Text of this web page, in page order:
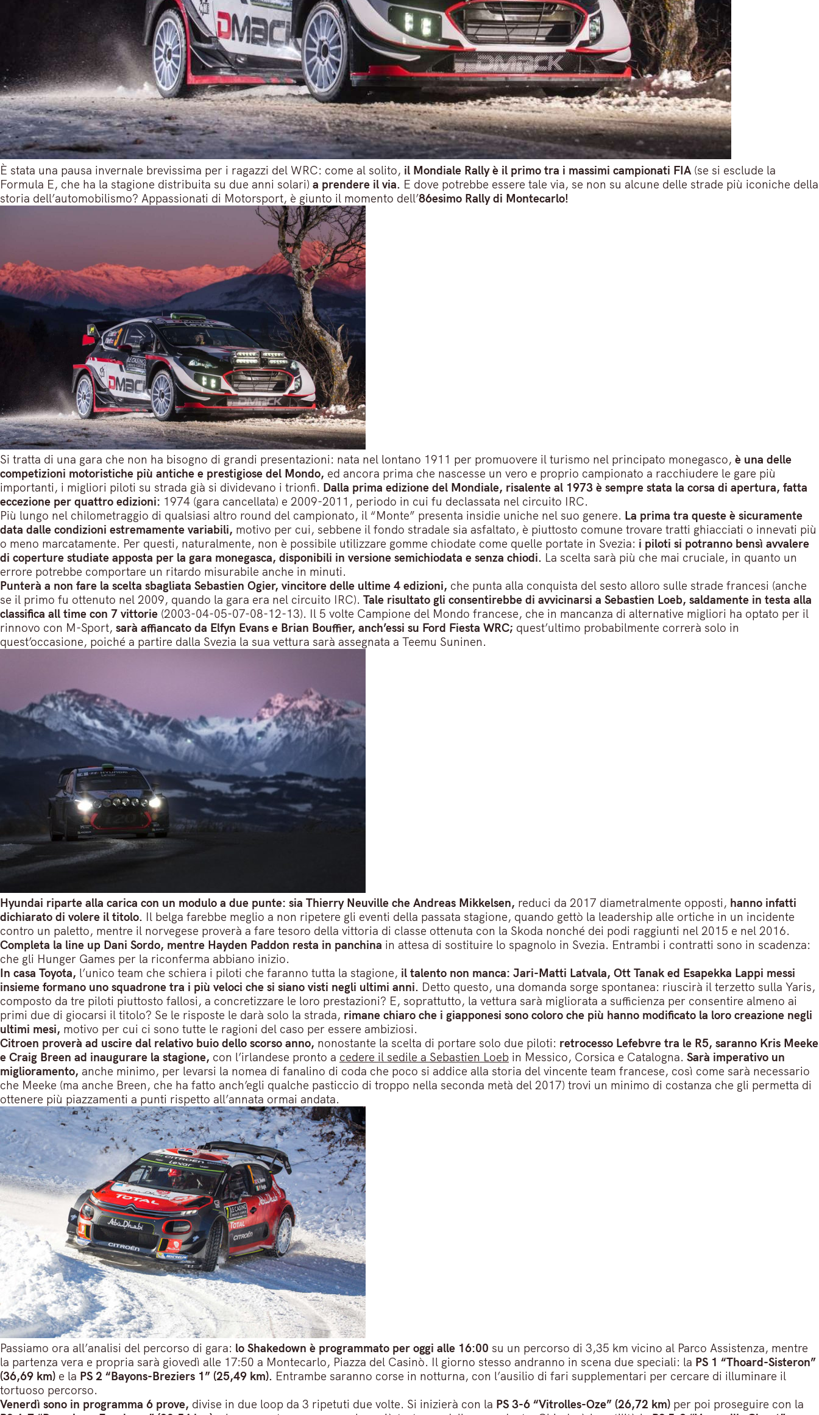
È stata una pausa invernale brevissima per i ragazzi del WRC: come al solito, il Mondiale Rally è il primo tra i massimi campionati FIA(se si esclude la
Formula E, che ha la stagione distribuita su due anni solari) a prendere il via. E dove potrebbe essere tale via, se non su alcune delle strade più iconiche della
storia dell’automobilismo? Appassionati di Motorsport, è giunto il momento dell’86esimo Rally di Montecarlo!
Si tratta di una gara che non ha bisogno di grandi presentazioni: nata nel lontano 1911 per promuovere il turismo nel principato monegasco, è una delle
competizioni motoristiche più antiche e prestigiose del Mondo, ed ancora prima che nascesse un vero e proprio campionato a racchiudere le gare più
importanti, i migliori piloti su strada già si dividevano i trionfi. Dalla prima edizione del Mondiale, risalente al 1973 è sempre stata la corsa di apertura, fatta
eccezione per quattro edizioni: 1974 (gara cancellata) e 2009-2011, periodo in cui fu declassata nel circuito IRC.
Più lungo nel chilometraggio di qualsiasi altro round del campionato, il “Monte” presenta insidie uniche nel suo genere. La prima tra queste è sicuramente
data dalle condizioni estremamente variabili, motivo per cui, sebbene il fondo stradale sia asfaltato, è piuttosto comune trovare tratti ghiacciati o innevati più
o meno marcatamente. Per questi, naturalmente, non è possibile utilizzare gomme chiodate come quelle portate in Svezia: i piloti si potranno bensì avvalere
di coperture studiate apposta per la gara monegasca, disponibili in versione semichiodata e senza chiodi. La scelta sarà più che mai cruciale, in quanto un
errore potrebbe comportare un ritardo misurabile anche in minuti.
Punterà a non fare la scelta sbagliata Sebastien Ogier, vincitore delle ultime 4 edizioni, che punta alla conquista del sesto alloro sulle strade francesi (anche
se il primo fu ottenuto nel 2009, quando la gara era nel circuito IRC). Tale risultato gli consentirebbe di avvicinarsi a Sebastien Loeb, saldamente in testa alla
classifica all time con 7 vittorie (2003-04-05-07-08-12-13). Il 5 volte Campione del Mondo francese, che in mancanza di alternative migliori ha optato per il
rinnovo con M-Sport, sarà affiancato da Elfyn Evans e Brian Bouffier, anch’essi su Ford Fiesta WRC; quest’ultimo probabilmente correrà solo in
quest’occasione, poiché a partire dalla Svezia la sua vettura sarà assegnata a Teemu Suninen.
Hyundai riparte alla carica con un modulo a due punte: sia Thierry Neuville che Andreas Mikkelsen, reduci da 2017 diametralmente opposti, hanno infatti
dichiarato di volere il titolo. Il belga farebbe meglio a non ripetere gli eventi della passata stagione, quando gettò la leadership alle ortiche in un incidente
contro un paletto, mentre il norvegese proverà a fare tesoro della vittoria di classe ottenuta con la Skoda nonché dei podi raggiunti nel 2015 e nel 2016.
Completa la line up Dani Sordo, mentre Hayden Paddon resta in panchina in attesa di sostituire lo spagnolo in Svezia. Entrambi i contratti sono in scadenza:
che gli Hunger Games per la riconferma abbiano inizio.
In casa Toyota, l’unico team che schiera i piloti che faranno tutta la stagione, il talento non manca: Jari-Matti Latvala, Ott Tanak ed Esapekka Lappi messi
insieme formano uno squadrone tra i più veloci che si siano visti negli ultimi anni. Detto questo, una domanda sorge spontanea: riuscirà il terzetto sulla Yaris,
composto da tre piloti piuttosto fallosi, a concretizzare le loro prestazioni? E, soprattutto, la vettura sarà migliorata a sufficienza per consentire almeno ai
primi due di giocarsi il titolo? Se le risposte le darà solo la strada, rimane chiaro che i giapponesi sono coloro che più hanno modificato la loro creazione negli
ultimi mesi, motivo per cui ci sono tutte le ragioni del caso per essere ambiziosi.
Citroen proverà ad uscire dal relativo buio dello scorso anno, nonostante la scelta di portare solo due piloti: retrocesso Lefebvre tra le R5, saranno Kris Meeke
e Craig Breen ad inaugurare la stagione, con l’irlandese pronto a cedere il sedile a Sebastien Loeb in Messico, Corsica e Catalogna. Sarà imperativo un
miglioramento, anche minimo, per levarsi la nomea di fanalino di coda che poco si addice alla storia del vincente team francese, così come sarà necessario
che Meeke (ma anche Breen, che ha fatto anch’egli qualche pasticcio di troppo nella seconda metà del 2017) trovi un minimo di costanza che gli permetta di
ottenere più piazzamenti a punti rispetto all’annata ormai andata.
Passiamo ora all’analisi del percorso di gara: lo Shakedown è programmato per oggi alle 16:00 su un percorso di 3,35 km vicino al Parco Assistenza, mentre
la partenza vera e propria sarà giovedì alle 17:50 a Montecarlo, Piazza del Casinò. Il giorno stesso andranno in scena due speciali: la PS 1 “Thoard-Sisteron”
(36,69 km) e la PS 2 “Bayons-Breziers 1” (25,49 km). Entrambe saranno corse in notturna, con l’ausilio di fari supplementari per cercare di illuminare il
tortuoso percorso.
Venerdì sono in programma 6 prove, divise in due loop da 3 ripetuti due volte. Si inizierà con la PS 3-6 “Vitrolles-Oze” (26,72 km) per poi proseguire con la